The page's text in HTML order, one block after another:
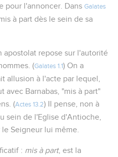
pour l'annoncer. Dans Galates
à part dès le sein de sa
apostolat repose sur l'autorité
(Galates 1.1) On a
allusion à l'acte par lequel,
avec Barnabas, "mis à part"
(Actes 13.2) Il pense, non à
sein de l'Eglise d'Antioche,
Seigneur lui même.
: mis à part, est la